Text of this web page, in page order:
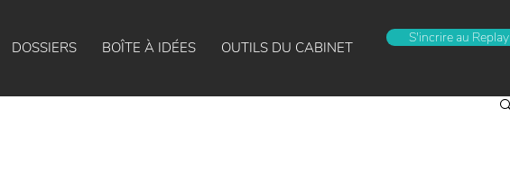
DOSSIERS BOÎTE À IDÉES OUTILS DU CABINET
S'incrire au Replay